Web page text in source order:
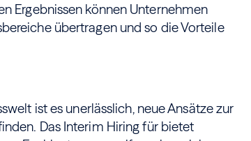
Ergebnissen können Unternehmen
übertragen und so die Vorteile
ist es unerlässlich, neue Ansätze zur
Das Interim Hiring für bietet